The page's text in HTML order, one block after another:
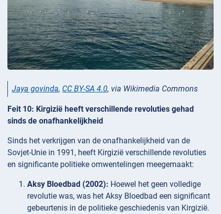
Jaya govinda, CC BY-SA 4.0, via Wikimedia Commons
Feit 10: Kirgizië heeft verschillende revoluties gehad
sinds de onafhankelijkheid
Sinds het verkrijgen van de onafhankelijkheid van de
Sovjet-Unie in 1991, heeft Kirgizië verschillende revoluties
en significante politieke omwentelingen meegemaakt:
Aksy Bloedbad (2002): Hoewel het geen volledige
revolutie was, was het Aksy Bloedbad een significant
gebeurtenis in de politieke geschiedenis van Kirgizië.